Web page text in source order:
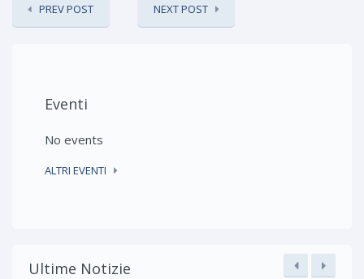
PREV POST NEXT POST
Eventi
No events
ALTRI EVENTI
Ultime Notizie